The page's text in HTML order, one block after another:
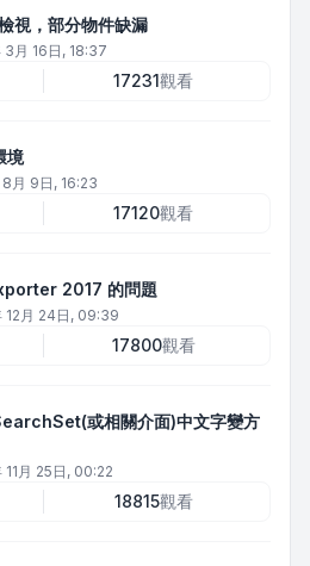
視，部分物件缺漏
3月 16日, 18:37
17231觀看
境
8月 9日, 16:23
17120觀看
2017 的問題
12月 24日, 09:39
17800觀看
或相關介面)中文字變方
11月 25日, 00:22
18815觀看